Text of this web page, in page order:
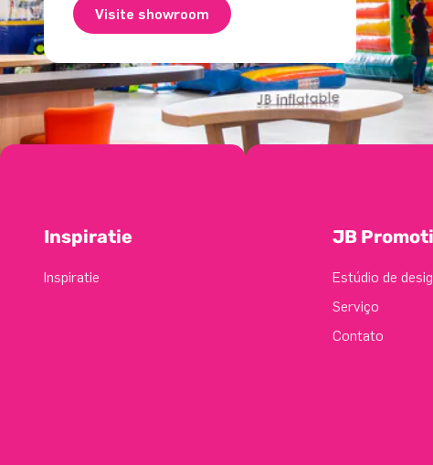
Visite showroom
Inspiratie
Inspiratie
JB
Estúdio de
Serviço
Contato